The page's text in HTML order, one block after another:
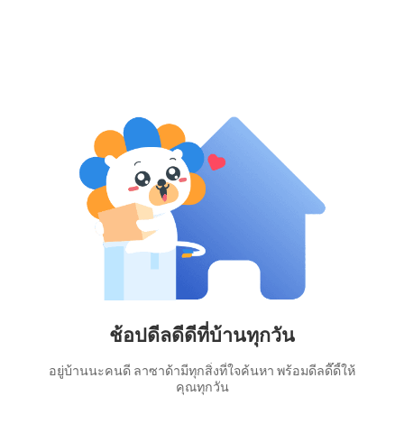
ช้อปดีลดีดีที่บ้านทุกวัน
อยู่บ้านนะคนดี ลาซาด้ามีทุกสิ่งที่ใจค้นหา พร้อมดีลดี๊ดี้ให้
คุณทุกวัน